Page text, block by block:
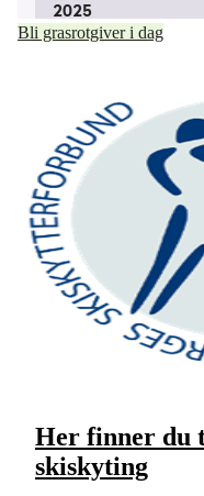
Bli grasrotgiver i dag
Her finner du
skiskyting